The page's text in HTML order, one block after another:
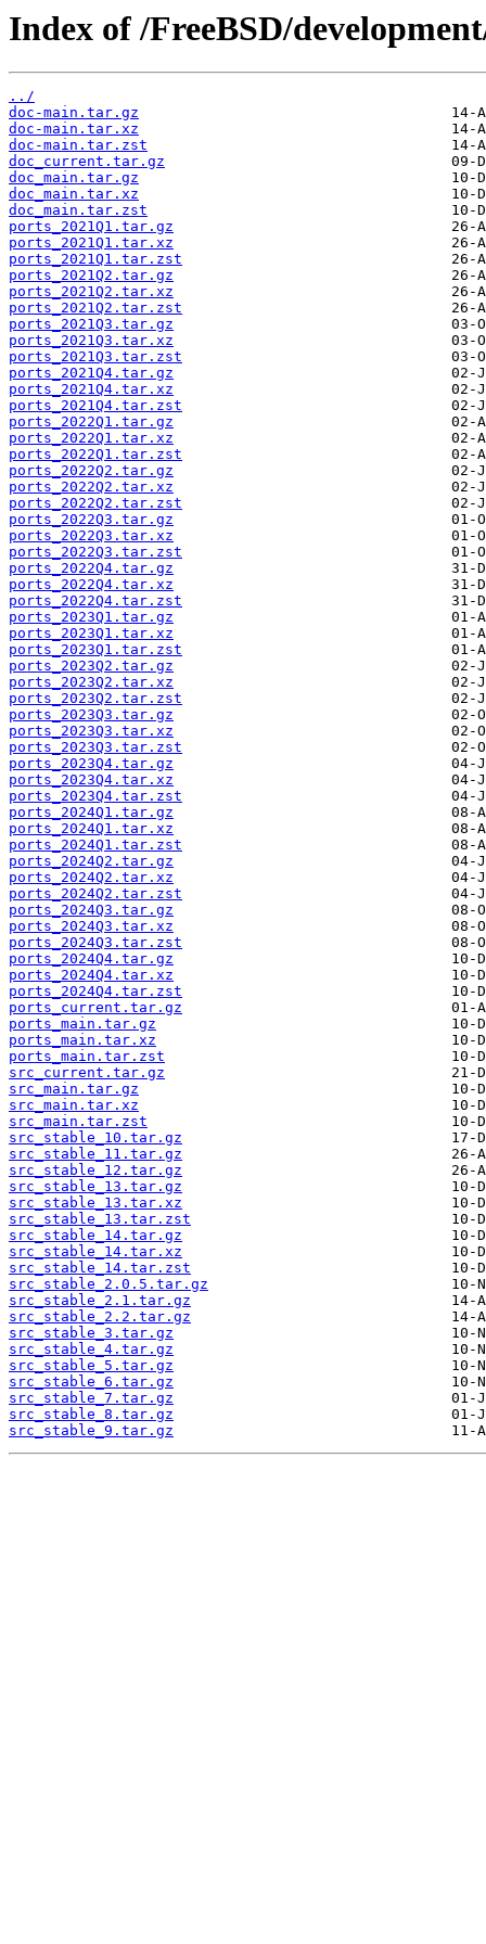
Index of /FreeBSD/
../
doc-main.tar.gz
doc-main.tar.xz
doc-main.tar.zst
doc_current.tar.gz
doc_main.tar.gz
doc_main.tar.xz
doc_main.tar.zst
ports_2021Q1.tar.gz
ports_2021Q1.tar.xz
ports_2021Q1.tar.zst
ports_2021Q2.tar.gz
ports_2021Q2.tar.xz
ports_2021Q2.tar.zst
ports_2021Q3.tar.gz
ports_2021Q3.tar.xz
ports_2021Q3.tar.zst
ports_2021Q4.tar.gz
ports_2021Q4.tar.xz
ports_2021Q4.tar.zst
ports_2022Q1.tar.gz
ports_2022Q1.tar.xz
ports_2022Q1.tar.zst
ports_2022Q2.tar.gz
ports_2022Q2.tar.xz
ports_2022Q2.tar.zst
ports_2022Q3.tar.gz
ports_2022Q3.tar.xz
ports_2022Q3.tar.zst
ports_2022Q4.tar.gz
ports_2022Q4.tar.xz
ports_2022Q4.tar.zst
ports_2023Q1.tar.gz
ports_2023Q1.tar.xz
ports_2023Q1.tar.zst
ports_2023Q2.tar.gz
ports_2023Q2.tar.xz
ports_2023Q2.tar.zst
ports_2023Q3.tar.gz
ports_2023Q3.tar.xz
ports_2023Q3.tar.zst
ports_2023Q4.tar.gz
ports_2023Q4.tar.xz
ports_2023Q4.tar.zst
ports_2024Q1.tar.gz
ports_2024Q1.tar.xz
ports_2024Q1.tar.zst
ports_2024Q2.tar.gz
ports_2024Q2.tar.xz
ports_2024Q2.tar.zst
ports_2024Q3.tar.gz
ports_2024Q3.tar.xz
ports_2024Q3.tar.zst
ports_2024Q4.tar.gz
ports_2024Q4.tar.xz
ports_2024Q4.tar.zst
ports_current.tar.gz
ports_main.tar.gz
ports_main.tar.xz
ports_main.tar.zst
src_current.tar.gz
src_main.tar.gz
src_main.tar.xz
src_main.tar.zst
src_stable_10.tar.gz
src_stable_11.tar.gz
src_stable_12.tar.gz
src_stable_13.tar.gz
src_stable_13.tar.xz
src_stable_13.tar.zst
src_stable_14.tar.gz
src_stable_14.tar.xz
src_stable_14.tar.zst
src_stable_2.0.5.tar.gz
src_stable_2.1.tar.gz
src_stable_2.2.tar.gz
src_stable_3.tar.gz
src_stable_4.tar.gz
src_stable_5.tar.gz
src_stable_6.tar.gz
src_stable_7.tar.gz
src_stable_8.tar.gz
src_stable_9.tar.gz